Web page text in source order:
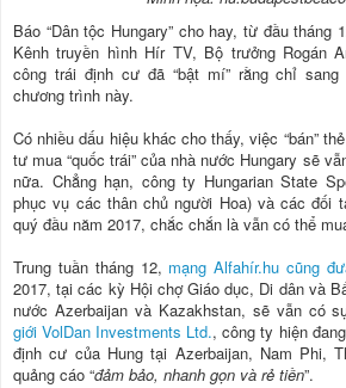
Báo “Dân tộc Hungary” cho hay, từ đầu tháng
Kênh truyền hình Hír TV, Bộ trưởng Rogán
công trái định cư đã “bật mí” rằng chỉ
chương trình này.
Có nhiều dấu hiệu khác cho thấy, việc “bán”
tư mua “quốc trái” của nhà nước Hungary sẽ
nữa. Chẳng hạn, công ty Hungarian State
phục vụ các thân chủ người Hoa) và các đối
quý đầu năm 2017, chắc chắn là vẫn có thể
Trung tuần tháng 12, mạng Alfahír.hu cũng
2017, tại các kỳ Hội chợ Giáo dục, Di dân và
nước Azerbaijan và Kazakhstan, sẽ vẫn có
giới VolDan Investments Ltd., công ty hiện
định cư của Hung tại Azerbaijan, Nam Phi,
quảng cáo “đảm bảo, nhanh gọn và rẻ tiền”.